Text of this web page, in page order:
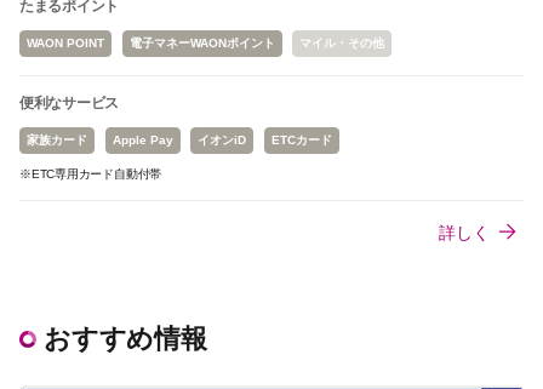
たまるポイント
WAON POINT 電子マネーWAONポイント マイル・その他
便利なサービス
家族カード Apple Pay イオンiD ETCカード
※ETC専用カード自動付帯
詳しく
おすすめ情報